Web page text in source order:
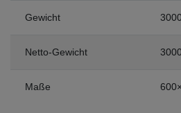
Gewicht
Netto-Gewicht
Maße